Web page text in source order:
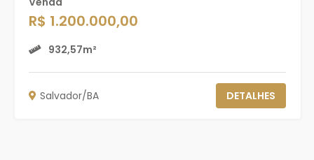
R$ 1.200.000,00
932,57m²
Salvador/BA DETALHES